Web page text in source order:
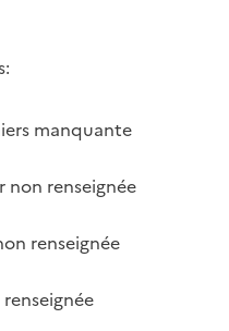
manquante
non renseignée
renseignée